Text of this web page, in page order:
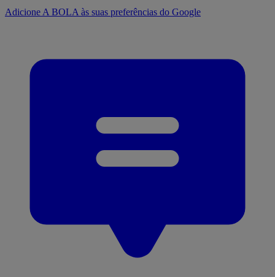
Adicione A BOLA às suas preferências do Google